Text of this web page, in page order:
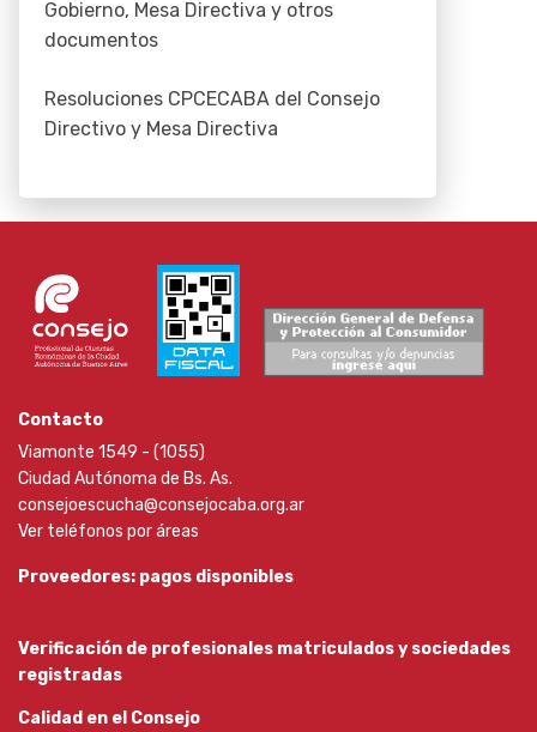
Gobierno, Mesa Directiva y otros
documentos
Resoluciones CPCECABA del Consejo
Directivo y Mesa Directiva
Contacto
Viamonte 1549 - (1055)
Ciudad Autónoma de Bs. As.
consejoescucha@consejocaba.org.ar
Ver teléfonos por áreas
Proveedores: pagos disponibles
Verificación de profesionales matriculados y sociedades
registradas
Calidad en el Consejo